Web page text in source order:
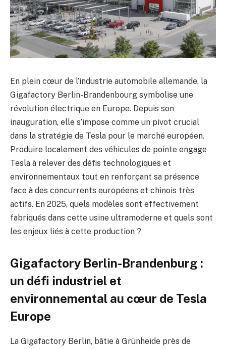
En plein cœur de l’industrie automobile allemande, la
Gigafactory Berlin-Brandenbourg symbolise une
révolution électrique en Europe. Depuis son
inauguration, elle s’impose comme un pivot crucial
dans la stratégie de Tesla pour le marché européen.
Produire localement des véhicules de pointe engage
Tesla à relever des défis technologiques et
environnementaux tout en renforçant sa présence
face à des concurrents européens et chinois très
actifs. En 2025, quels modèles sont effectivement
fabriqués dans cette usine ultramoderne et quels sont
les enjeux liés à cette production ?
Gigafactory Berlin-Brandenburg :
un défi industriel et
environnemental au cœur de Tesla
Europe
La Gigafactory Berlin, bâtie à Grünheide près de